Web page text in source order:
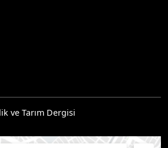
ve Tarım Dergisi